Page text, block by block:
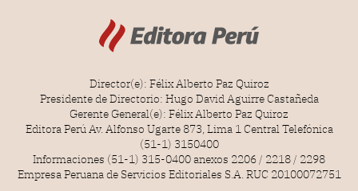
Director(e): Félix Alberto Paz Quiroz
Presidente de Directorio: Hugo David Aguirre Castañeda
Gerente General(e): Félix Alberto Paz Quiroz
Editora Perú Av. Alfonso Ugarte 873, Lima 1 Central Telefónica
(51-1) 3150400
Informaciones (51-1) 315-0400 anexos 2206 / 2218 / 2298
Empresa Peruana de Servicios Editoriales S.A. RUC 20100072751